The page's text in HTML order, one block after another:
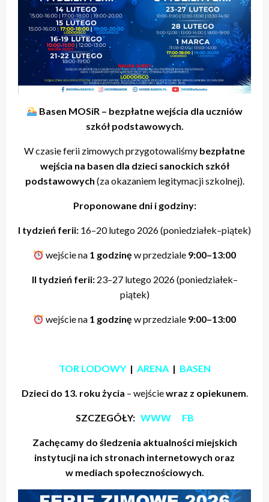
Basen MOSiR – bezpłatne wejścia dla uczniów
szkół podstawowych.
W czasie ferii zimowych przygotowaliśmy bezpłatne
wejścia na basen dla dzieci sanockich szkół
podstawowych (za okazaniem legitymacji szkolnej).
Proponowane dni i godziny:
I tydzień ferii: 16–20 lutego 2026 (poniedziałek–piątek)
wejście na 1 godzinę w przedziale 9:00–13:00
II tydzień ferii:23–27 lutego 2026 (poniedziałek–
piątek)
wejście na 1 godzinę w przedziale 9:00–13:00
TOR LODOWY| ARENA| BASEN
Dzieci do 13. roku życia – wejściewraz z opiekunem.
SZCZEGÓŁY: WWW FB
Zachęcamy do śledzenia aktualności miejskich
instytucji na ich stronach internetowych oraz
w mediach społecznościowych.